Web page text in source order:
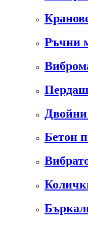
Ръчни
Бетон